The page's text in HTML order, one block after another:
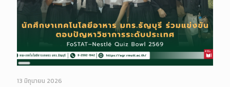
Long
Description
13 มิถุนายน 2026